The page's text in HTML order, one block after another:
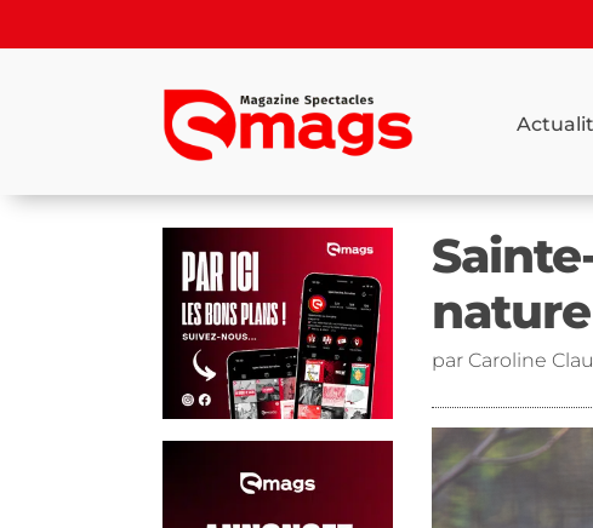
nature
par Caroline